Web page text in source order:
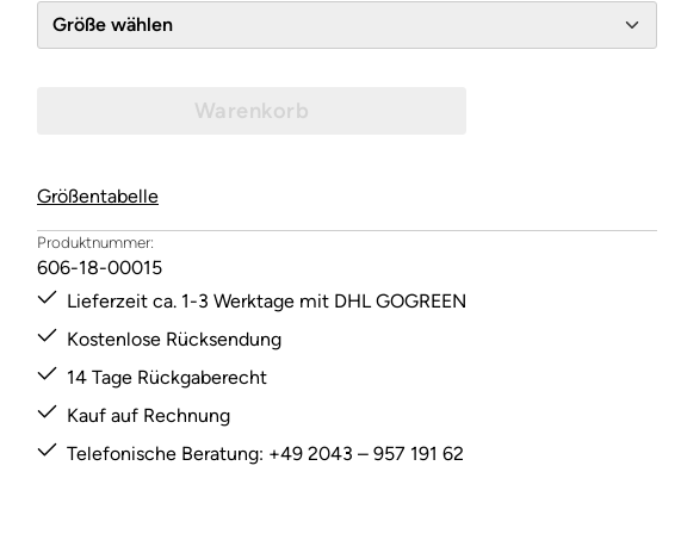
Größe wählen
Warenkorb
Größentabelle
Produktnummer:
606-18-00015
Lieferzeit ca. 1-3 Werktage mit DHL GOGREEN
Kostenlose Rücksendung
14 Tage Rückgaberecht
Kauf auf Rechnung
Telefonische Beratung: +49 2043 – 957 191 62